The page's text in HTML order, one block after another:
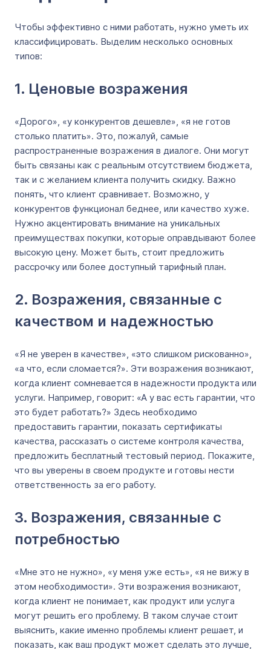
Чтобы эффективно с ними работать, нужно уметь их
классифицировать. Выделим несколько основных
типов:
1. Ценовые возражения
«Дорого», «у конкурентов дешевле», «я не готов
столько платить». Это, пожалуй, самые
распространенные возражения в диалоге. Они могут
быть связаны как с реальным отсутствием бюджета,
так и с желанием клиента получить скидку. Важно
понять, что клиент сравнивает. Возможно, у
конкурентов функционал беднее, или качество хуже.
Нужно акцентировать внимание на уникальных
преимуществах покупки, которые оправдывают более
высокую цену. Может быть, стоит предложить
рассрочку или более доступный тарифный план.
2. Возражения, связанные с
качеством и надежностью
«Я не уверен в качестве», «это слишком рискованно»,
«а что, если сломается?». Эти возражения возникают,
когда клиент сомневается в надежности продукта или
услуги. Например, говорит: «А у вас есть гарантии, что
это будет работать?» Здесь необходимо
предоставить гарантии, показать сертификаты
качества, рассказать о системе контроля качества,
предложить бесплатный тестовый период. Покажите,
что вы уверены в своем продукте и готовы нести
ответственность за его работу.
3. Возражения, связанные с
потребностью
«Мне это не нужно», «у меня уже есть», «я не вижу в
этом необходимости». Эти возражения возникают,
когда клиент не понимает, как продукт или услуга
могут решить его проблему. В таком случае стоит
выяснить, какие именно проблемы клиент решает, и
показать, как ваш продукт может сделать это лучше,